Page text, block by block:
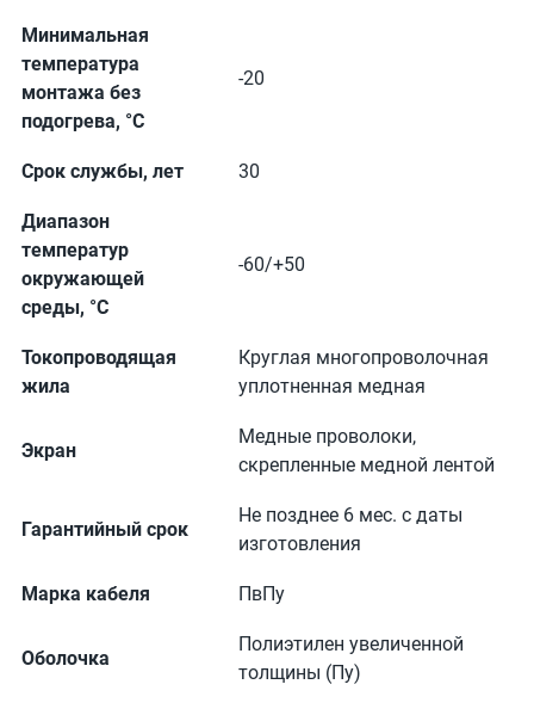
Минимальная
температура
монтажа без
подогрева, °С
-20
Срок службы, лет 30
Диапазон
температур
окружающей
среды, °С
-60/+50
Токопроводящая
жила
Круглая многопроволочная
уплотненная медная
Экран
Медные проволоки,
скрепленные медной лентой
Гарантийный срок
Не позднее 6 мес. с даты
изготовления
Марка кабеля ПвПу
Оболочка
Полиэтилен увеличенной
толщины (Пу)